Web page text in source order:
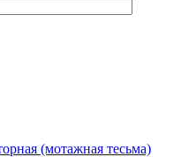
(мотажная тесьма)